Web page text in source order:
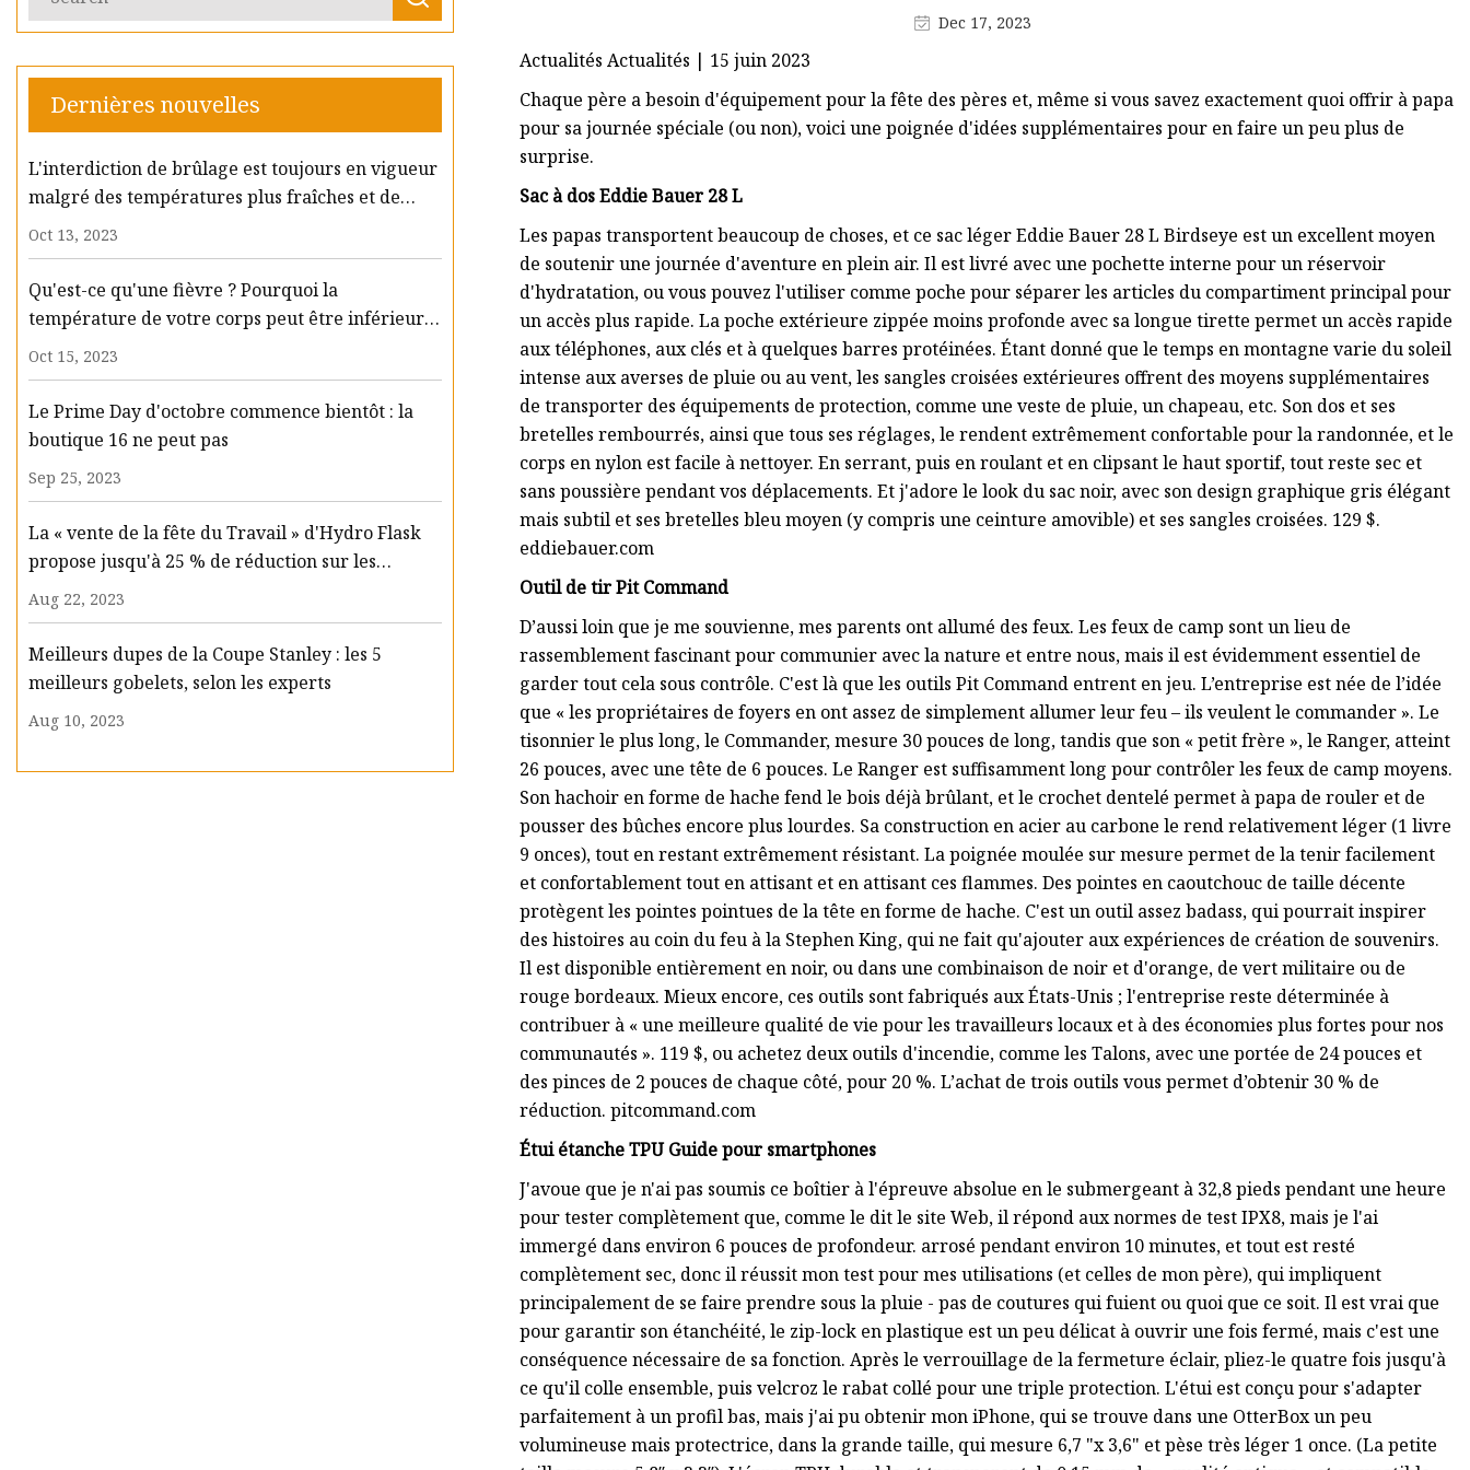
Bouteille d'eau en acier
inoxydable à paroi simple
Dernières nouvelles
L'interdiction de brûlage est toujours en vigueur
malgré des températures plus fraîches et de
légères pluies
Oct 13, 2023
Qu'est-ce qu'une fièvre ? Pourquoi la
température de votre corps peut être inférieure
à 98,6 degrés
Oct 15, 2023
Le Prime Day d'octobre commence bientôt : la
boutique 16 ne peut pas
Sep 25, 2023
La « vente de la fête du Travail » d'Hydro Flask
propose jusqu'à 25 % de réduction sur les
bouteilles d'eau, les glacières et plus encore
Aug 22, 2023
Meilleurs dupes de la Coupe Stanley : les 5
meilleurs gobelets, selon les experts
Aug 10, 2023
Dec 17, 2023
Actualités Actualités | 15 juin 2023
Chaque père a besoin d'équipement pour la fête des pères et, même si vous savez exactement quoi offrir à papa
pour sa journée spéciale (ou non), voici une poignée d'idées supplémentaires pour en faire un peu plus de
surprise.
Sac à dos Eddie Bauer 28 L
Les papas transportent beaucoup de choses, et ce sac léger Eddie Bauer 28 L Birdseye est un excellent moyen
de soutenir une journée d'aventure en plein air. Il est livré avec une pochette interne pour un réservoir
d'hydratation, ou vous pouvez l'utiliser comme poche pour séparer les articles du compartiment principal pour
un accès plus rapide. La poche extérieure zippée moins profonde avec sa longue tirette permet un accès rapide
aux téléphones, aux clés et à quelques barres protéinées. Étant donné que le temps en montagne varie du soleil
intense aux averses de pluie ou au vent, les sangles croisées extérieures offrent des moyens supplémentaires
de transporter des équipements de protection, comme une veste de pluie, un chapeau, etc. Son dos et ses
bretelles rembourrés, ainsi que tous ses réglages, le rendent extrêmement confortable pour la randonnée, et le
corps en nylon est facile à nettoyer. En serrant, puis en roulant et en clipsant le haut sportif, tout reste sec et
sans poussière pendant vos déplacements. Et j'adore le look du sac noir, avec son design graphique gris élégant
mais subtil et ses bretelles bleu moyen (y compris une ceinture amovible) et ses sangles croisées. 129 $.
eddiebauer.com
Outil de tir Pit Command
D’aussi loin que je me souvienne, mes parents ont allumé des feux. Les feux de camp sont un lieu de
rassemblement fascinant pour communier avec la nature et entre nous, mais il est évidemment essentiel de
garder tout cela sous contrôle. C'est là que les outils Pit Command entrent en jeu. L’entreprise est née de l’idée
que « les propriétaires de foyers en ont assez de simplement allumer leur feu – ils veulent le commander ». Le
tisonnier le plus long, le Commander, mesure 30 pouces de long, tandis que son « petit frère », le Ranger, atteint
26 pouces, avec une tête de 6 pouces. Le Ranger est suffisamment long pour contrôler les feux de camp moyens.
Son hachoir en forme de hache fend le bois déjà brûlant, et le crochet dentelé permet à papa de rouler et de
pousser des bûches encore plus lourdes. Sa construction en acier au carbone le rend relativement léger (1 livre
9 onces), tout en restant extrêmement résistant. La poignée moulée sur mesure permet de la tenir facilement
et confortablement tout en attisant et en attisant ces flammes. Des pointes en caoutchouc de taille décente
protègent les pointes pointues de la tête en forme de hache. C'est un outil assez badass, qui pourrait inspirer
des histoires au coin du feu à la Stephen King, qui ne fait qu'ajouter aux expériences de création de souvenirs.
Il est disponible entièrement en noir, ou dans une combinaison de noir et d'orange, de vert militaire ou de
rouge bordeaux. Mieux encore, ces outils sont fabriqués aux États-Unis ; l'entreprise reste déterminée à
contribuer à « une meilleure qualité de vie pour les travailleurs locaux et à des économies plus fortes pour nos
communautés ». 119 $, ou achetez deux outils d'incendie, comme les Talons, avec une portée de 24 pouces et
des pinces de 2 pouces de chaque côté, pour 20 %. L’achat de trois outils vous permet d’obtenir 30 % de
réduction. pitcommand.com
Étui étanche TPU Guide pour smartphones
J'avoue que je n'ai pas soumis ce boîtier à l'épreuve absolue en le submergeant à 32,8 pieds pendant une heure
pour tester complètement que, comme le dit le site Web, il répond aux normes de test IPX8, mais je l'ai
immergé dans environ 6 pouces de profondeur. arrosé pendant environ 10 minutes, et tout est resté
complètement sec, donc il réussit mon test pour mes utilisations (et celles de mon père), qui impliquent
principalement de se faire prendre sous la pluie - pas de coutures qui fuient ou quoi que ce soit. Il est vrai que
pour garantir son étanchéité, le zip-lock en plastique est un peu délicat à ouvrir une fois fermé, mais c'est une
conséquence nécessaire de sa fonction. Après le verrouillage de la fermeture éclair, pliez-le quatre fois jusqu'à
ce qu'il colle ensemble, puis velcroz le rabat collé pour une triple protection. L'étui est conçu pour s'adapter
parfaitement à un profil bas, mais j'ai pu obtenir mon iPhone, qui se trouve dans une OtterBox un peu
volumineuse mais protectrice, dans la grande taille, qui mesure 6,7 "x 3,6" et pèse très léger 1 once. (La petite